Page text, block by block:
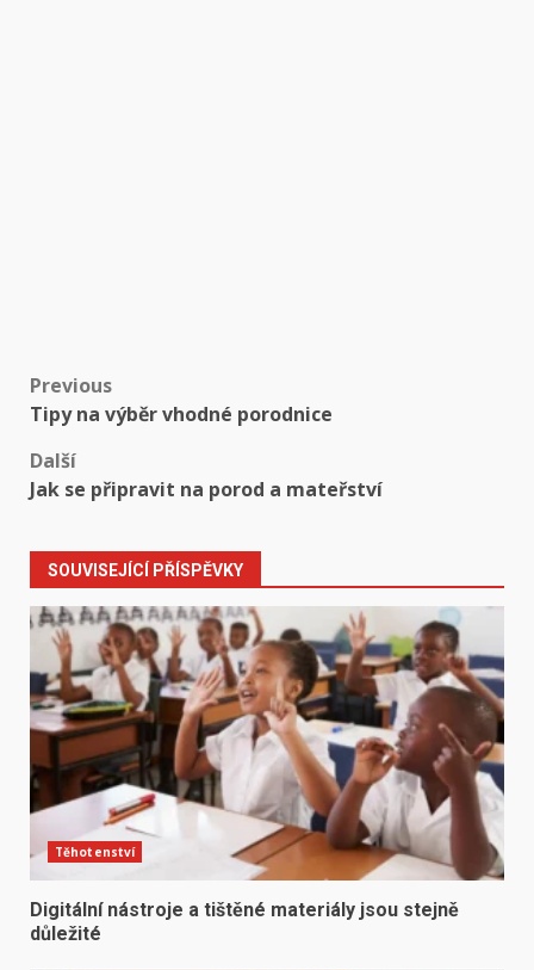
Post
navigation
Previous
Tipy na výběr vhodné porodnice
Další
Jak se připravit na porod a mateřství
SOUVISEJÍCÍ PŘÍSPĚVKY
Těhotenství
Digitální nástroje a tištěné materiály jsou stejně
důležité